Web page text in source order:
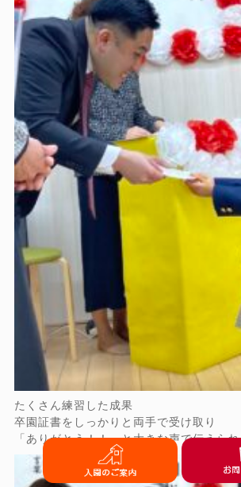
たくさん練習した成果
卒園証書をしっかりと両手で受け取り
「ありがとう！！」と大きな声で伝えら